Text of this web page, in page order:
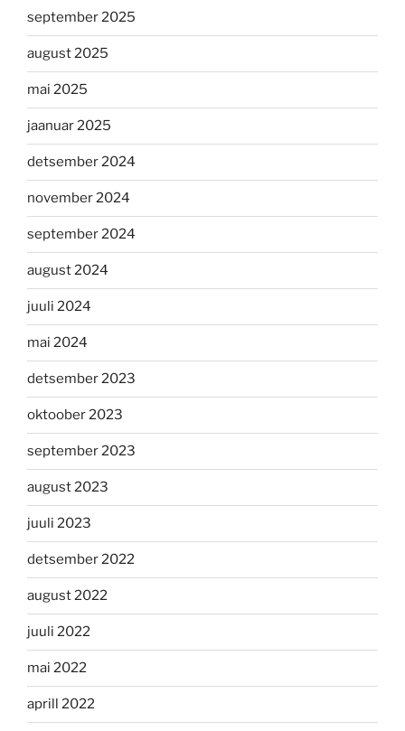
september 2025
august 2025
mai 2025
jaanuar 2025
detsember 2024
november 2024
september 2024
august 2024
juuli 2024
mai 2024
detsember 2023
oktoober 2023
september 2023
august 2023
juuli 2023
detsember 2022
august 2022
juuli 2022
mai 2022
aprill 2022